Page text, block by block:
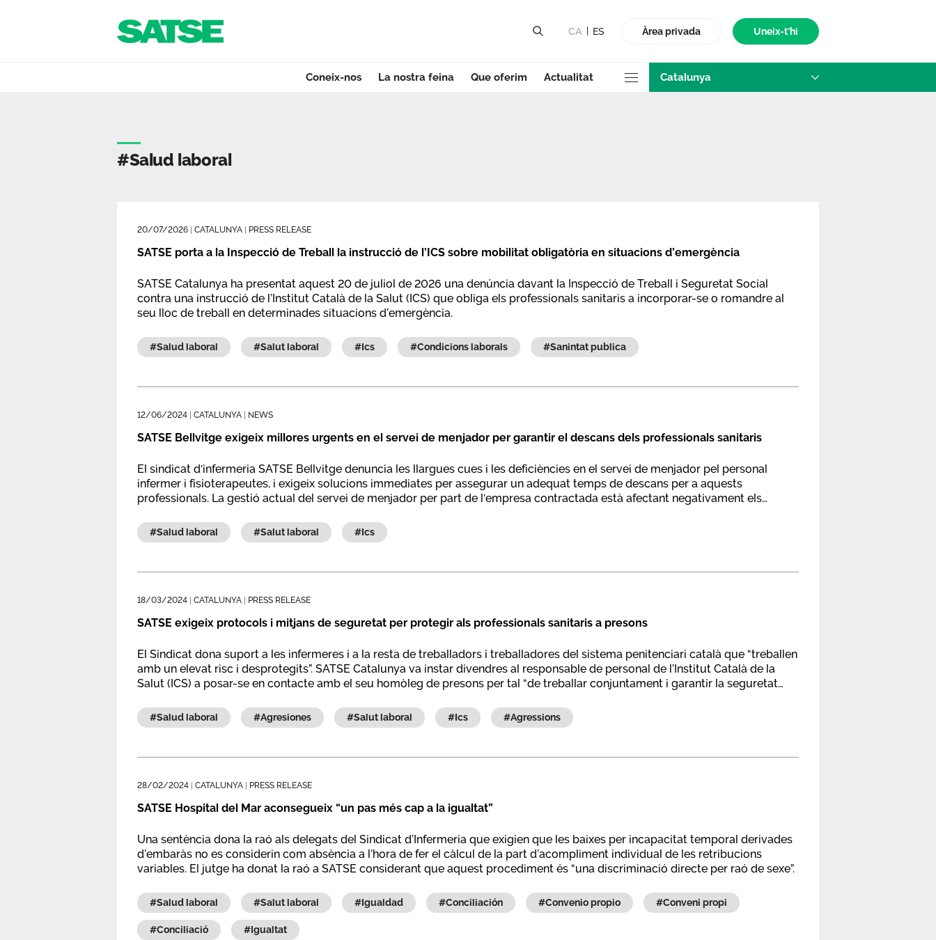
Navegació
CA
ES Àrea privada Uneix-t’hi
Coneix-nos La nostra feina Que oferim Actualitat
Que oferim
Actualitat
Catalunya
#salud laboral
20/07/2026 CATALUNYA PRESS RELEASE
SATSE porta a la Inspecció de Treball la instrucció de l’ICS sobre mobilitat obligatòria en situacions d’emergència
SATSE Catalunya ha presentat aquest 20 de juliol de 2026 una denúncia davant la Inspecció de Treball i Seguretat Social
contra una instrucció de l’Institut Català de la Salut (ICS) que obliga els professionals sanitaris a incorporar-se o romandre al
seu lloc de treball en determinades situacions d’emergència.
#salud laboral #salut laboral #ics #condicions laborals #sanintat publica
12/06/2024 CATALUNYA NEWS
SATSE Bellvitge exigeix millores urgents en el servei de menjador per garantir el descans dels professionals sanitaris
El sindicat d'infermeria SATSE Bellvitge denuncia les llargues cues i les deficiències en el servei de menjador pel personal
infermer i fisioterapeutes, i exigeix solucions immediates per assegurar un adequat temps de descans per a aquests
professionals. La gestió actual del servei de menjador per part de l'empresa contractada està afectant negativament els
#salud laboral #salut laboral #ics
18/03/2024 CATALUNYA PRESS RELEASE
SATSE exigeix protocols i mitjans de seguretat per protegir als professionals sanitaris a presons
El Sindicat dona suport a les infermeres i a la resta de treballadors i treballadores del sistema penitenciari català que “treballen
amb un elevat risc i desprotegits”. SATSE Catalunya va instar divendres al responsable de personal de l’Institut Català de la
Salut (ICS) a posar-se en contacte amb el seu homòleg de presons per tal “de treballar conjuntament i garantir la seguretat
#salud laboral #agresiones #salut laboral #ics #agressions
28/02/2024 CATALUNYA PRESS RELEASE
SATSE Hospital del Mar aconsegueix “un pas més cap a la igualtat”
Una sentència dona la raó als delegats del Sindicat d’Infermeria que exigien que les baixes per incapacitat temporal derivades
d’embaràs no es considerin com absència a l’hora de fer el càlcul de la part d’acompliment individual de les retribucions
variables. El jutge ha donat la raó a SATSE considerant que aquest procediment és “una discriminació directe per raó de sexe”.
#salud laboral #salut laboral #igualdad #conciliación #convenio propio #conveni propi
#conciliació #igualtat